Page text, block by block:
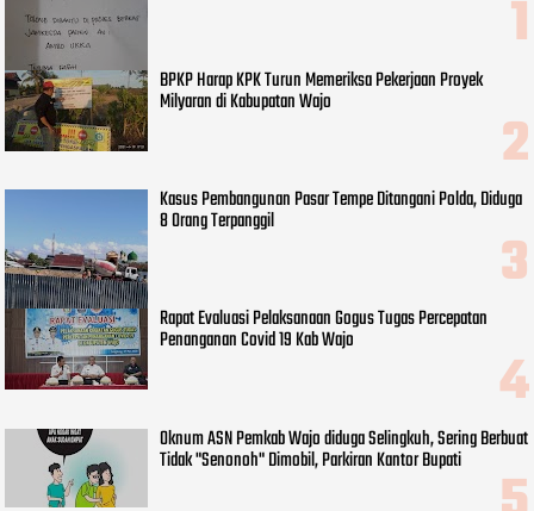
BPKP Harap KPK Turun Memeriksa Pekerjaan Proyek
Milyaran di Kabupatan Wajo
Kasus Pembangunan Pasar Tempe Ditangani Polda, Diduga
8 Orang Terpanggil
Rapat Evaluasi Pelaksanaan Gogus Tugas Percepatan
Penanganan Covid 19 Kab Wajo
Oknum ASN Pemkab Wajo diduga Selingkuh, Sering Berbuat
Tidak "Senonoh" Dimobil, Parkiran Kantor Bupati